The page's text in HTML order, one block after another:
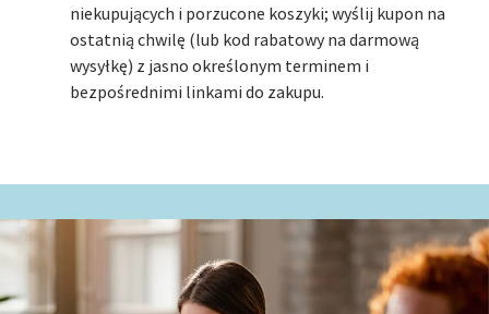
niekupujących i porzucone koszyki; wyślij kupon na
ostatnią chwilę (lub kod rabatowy na darmową
wysyłkę) z jasno określonym terminem i
bezpośrednimi linkami do zakupu.